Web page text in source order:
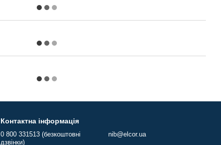
Контактна інформація
0 800 331513 (безкоштовні
дзвінки)
nib@elcor.ua